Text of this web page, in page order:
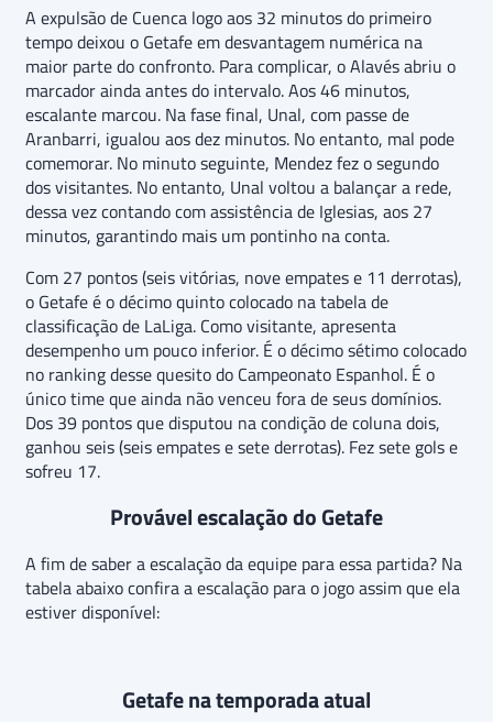
A expulsão de Cuenca logo aos 32 minutos do primeiro
tempo deixou o Getafe em desvantagem numérica na
maior parte do confronto. Para complicar, o Alavés abriu o
marcador ainda antes do intervalo. Aos 46 minutos,
escalante marcou. Na fase final, Unal, com passe de
Aranbarri, igualou aos dez minutos. No entanto, mal pode
comemorar. No minuto seguinte, Mendez fez o segundo
dos visitantes. No entanto, Unal voltou a balançar a rede,
dessa vez contando com assistência de Iglesias, aos 27
minutos, garantindo mais um pontinho na conta.
Com 27 pontos (seis vitórias, nove empates e 11 derrotas),
o Getafe é o décimo quinto colocado na tabela de
classificação de LaLiga. Como visitante, apresenta
desempenho um pouco inferior. É o décimo sétimo colocado
no ranking desse quesito do Campeonato Espanhol. É o
único time que ainda não venceu fora de seus domínios.
Dos 39 pontos que disputou na condição de coluna dois,
ganhou seis (seis empates e sete derrotas). Fez sete gols e
sofreu 17.
Provável escalação do Getafe
A fim de saber a escalação da equipe para essa partida? Na
tabela abaixo confira a escalação para o jogo assim que ela
estiver disponível:
Getafe na temporada atual